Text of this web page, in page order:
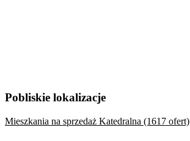
Pobliskie lokalizacje
Mieszkania na sprzedaż Katedralna (1617 ofert)